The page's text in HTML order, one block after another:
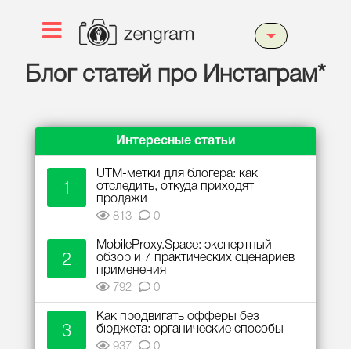
Блог статей про Инстаграм*
Интересные статьи
1
UTM-метки для блогера: как
отследить, откуда приходят
продажи
813
0
2
MobileProxy.Space: экспертный
обзор и 7 практических сценариев
применения
792
0
3
Как продвигать офферы без
бюджета: органические способы
937
0